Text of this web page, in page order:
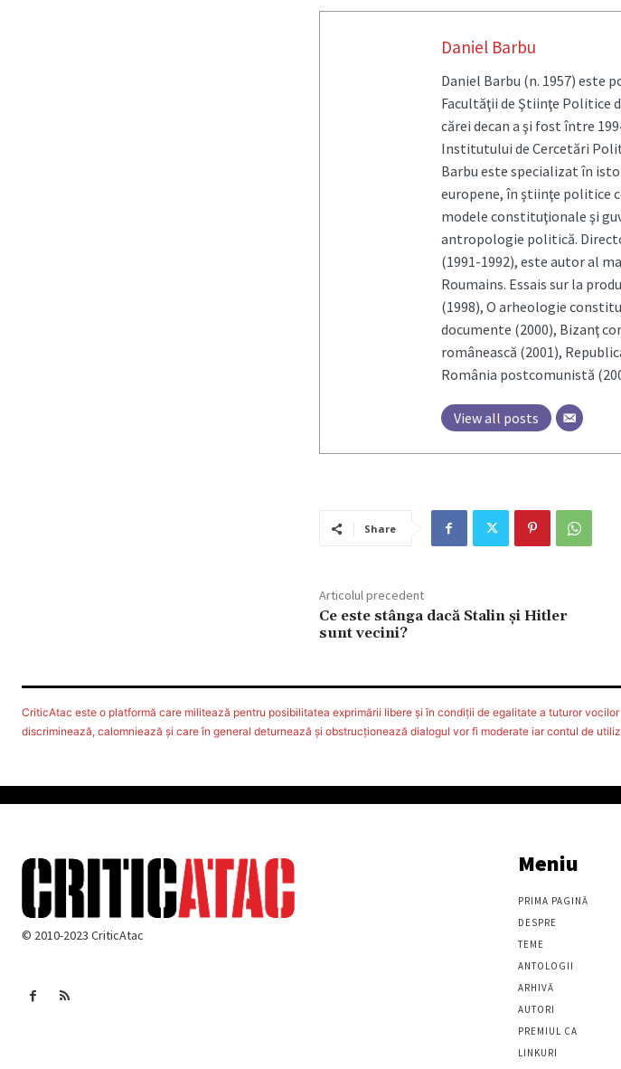
Daniel Barbu
Daniel Barbu (n. 1957) este
Facultăţii de Ştiinţe Politice
cărei decan a şi fost între
Institutului de Cercetări
Barbu este specializat în
europene, în ştiinţe politice
modele constituţionale şi
antropologie politică.
(1991-1992), este autor al
Roumains. Essais sur la
(1998), O arheologie
documente (2000), Bizanţ
românească (2001),
România postcomunistă
View all posts
Share
Articolul precedent
Ce este stânga dacă Stalin și Hitler
sunt vecini?
CriticAtac este o platformă care militează pentru posibilitatea exprimării libere şi în condiţii de egalitate a tuturor
discriminează, calomniează şi care în general deturnează şi obstrucţionează dialogul vor fi moderate iar contul de
© 2010-2023 CriticAtac
Meniu
PRIMA PAGINĂ
DESPRE
TEME
ANTOLOGII
ARHIVĂ
AUTORI
PREMIUL CA
LINKURI